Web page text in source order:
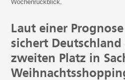
Wochenrückblick.
Laut einer
sichert Deutschland
zweiten Platz in